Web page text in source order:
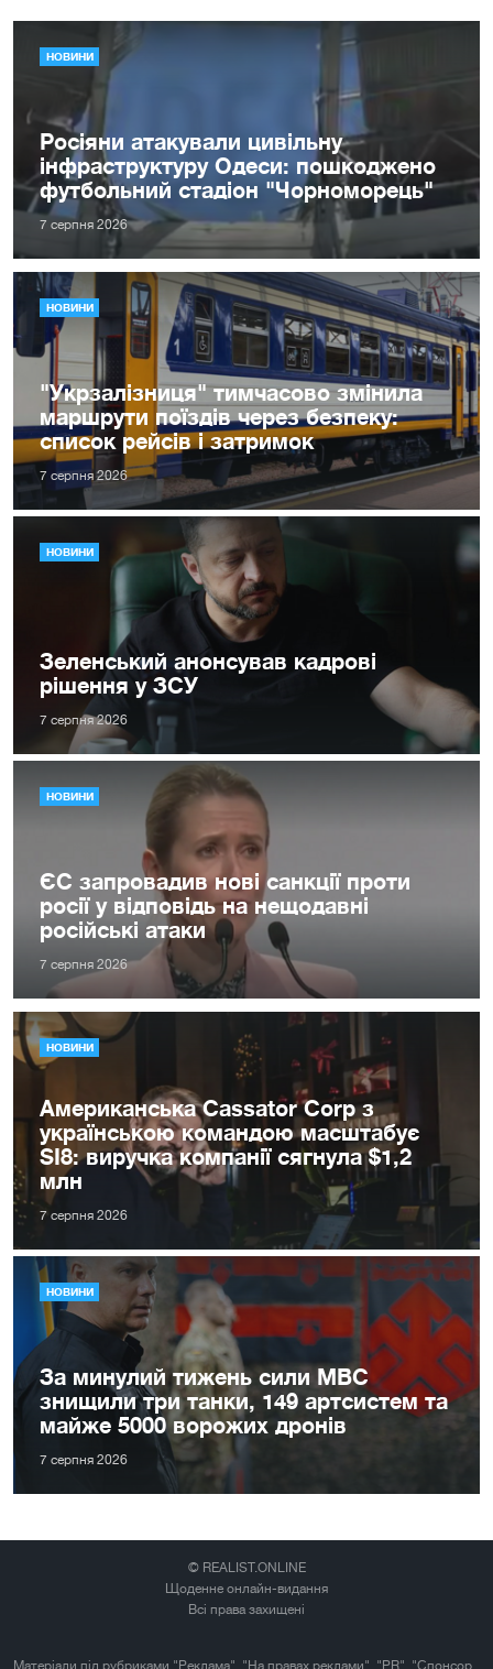
НОВИНИ
Росіяни атакували цивільну
інфраструктуру Одеси: пошкоджено
футбольний стадіон "Чорноморець"
7 серпня 2026
НОВИНИ
"Укрзалізниця" тимчасово змінила
маршрути поїздів через безпеку:
список рейсів і затримок
7 серпня 2026
НОВИНИ
Зеленський анонсував кадрові
рішення у ЗСУ
7 серпня 2026
НОВИНИ
ЄС запровадив нові санкції проти
росії у відповідь на нещодавні
російські атаки
7 серпня 2026
НОВИНИ
Американська Cassator Corp з
українською командою масштабує
SI8: виручка компанії сягнула $1,2
млн
7 серпня 2026
НОВИНИ
За минулий тижень сили МВС
знищили три танки, 149 артсистем та
майже 5000 ворожих дронів
7 серпня 2026
© REALIST.ONLINE
Щоденне онлайн-видання
Всі права захищені
Матеріали під рубриками "Реклама", "На правах реклами", "PR", "Спонсор